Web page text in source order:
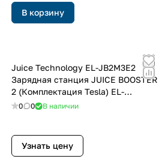
В корзину
Juice Technology EL-JB2M3E2
Зарядная станция JUICE BOOSTER
2 (Комплектация Tesla) EL-
JB2M3E2, цвет: Антрацит, оттенок:
0 0 В наличии
Узнать цену